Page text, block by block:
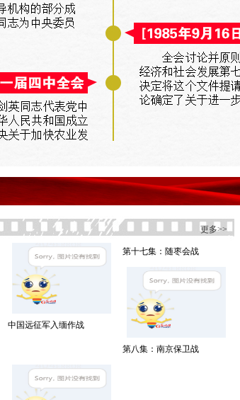
更多>>
中国远征军入缅作战
第十七集：随枣会战
第八集：南京保卫战